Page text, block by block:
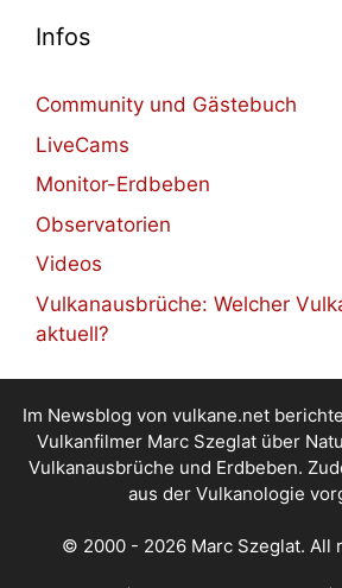
Infos
Community und Gästebuch
LiveCams
Monitor-Erdbeben
Observatorien
Videos
Vulkanausbrüche: Welcher
aktuell?
Im Newsblog von vulkane.net
Vulkanfilmer Marc Szeglat über
Vulkanausbrüche und Erdbeben.
aus der Vulkanologie
© 2000 - 2026 Marc Szeglat. All